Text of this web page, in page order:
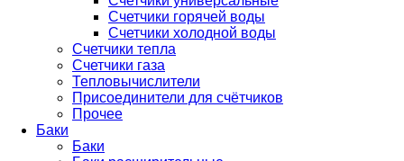
Счетчики горячей воды
Счетчики холодной воды
Счетчики тепла
Счетчики газа
Тепловычислители
Присоединители для счётчиков
Прочее
Баки
Баки